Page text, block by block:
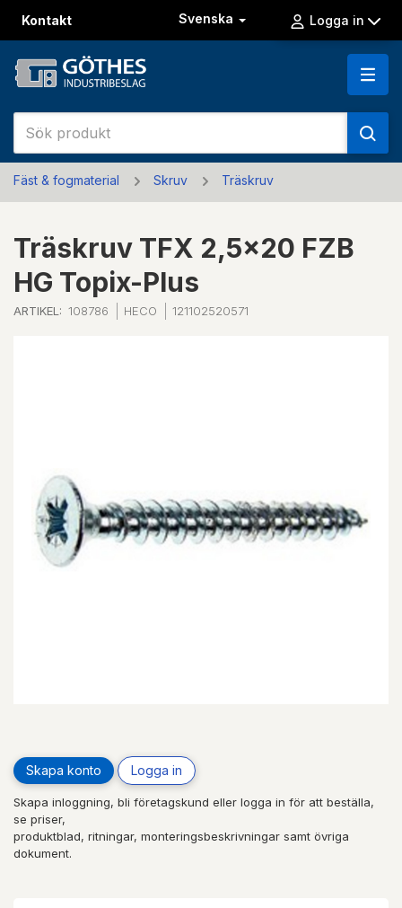
Kontakt Svenska Logga in
Fäst & fogmaterial Skruv Träskruv
Träskruv TFX 2,5x20 FZB
HG Topix-Plus
ARTIKEL: 108786 HECO 121102520571
Skapa konto Logga in
Skapa inloggning, bli företagskund eller logga in för att beställa,
se priser,
produktblad, ritningar, monteringsbeskrivningar samt övriga
dokument.